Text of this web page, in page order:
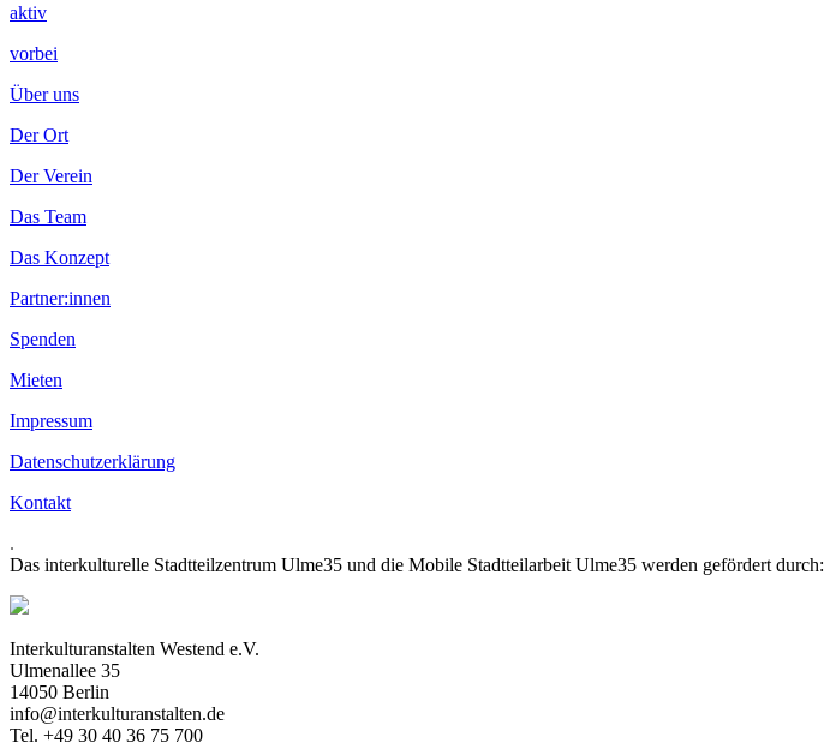
aktiv
vorbei
Über uns
Der Ort
Der Verein
Das Team
Das Konzept
Partner:innen
Spenden
Mieten
Impressum
Datenschutzerklärung
Kontakt
.
Das interkulturelle Stadtteilzentrum Ulme35 und die Mobile Stadtteilarbeit Ulme35 werden gefördert durch:
Interkulturanstalten Westend e.V.
Ulmenallee 35
14050 Berlin
info@interkulturanstalten.de
Tel. +49 30 40 36 75 700